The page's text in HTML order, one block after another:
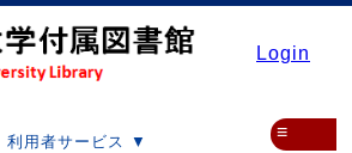
Login
利用者サービス ▼ ≡